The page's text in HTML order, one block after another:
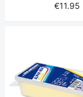
€11.95